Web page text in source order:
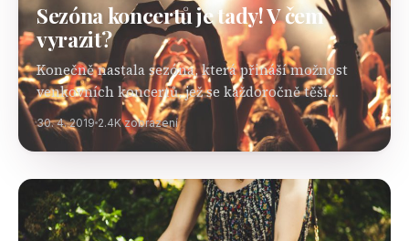
Sezóna koncertů je tady! V čem
vyrazit?
Konečně nastala sezóna, která přináší možnost
venkovních koncertů, jež se každoročně těší
obrovské oblibě. Možná i vy patříte k lidem, kteří
si nenechají ujít venkovní koncerty nebo hudební
festivaly, kterých…
30. 4. 2019 2.4K zobrazení